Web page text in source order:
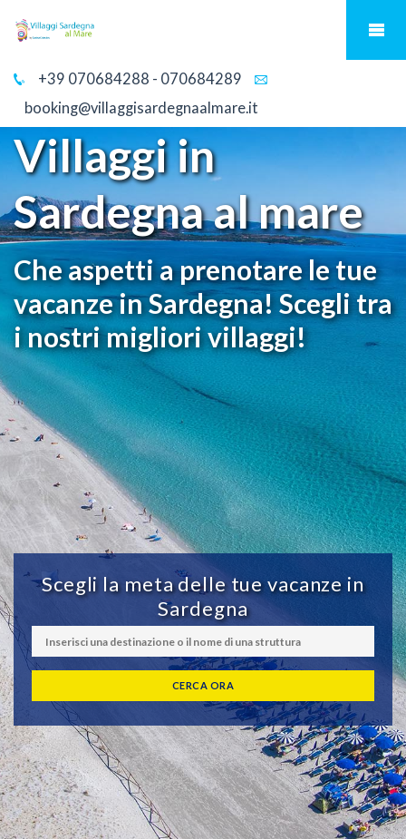
+39 070684288 - 070684289
booking@villaggisardegnaalmare.it
Villaggi in
Sardegna al mare
Che aspetti a prenotare le tue
vacanze in Sardegna! Scegli tra
i nostri migliori villaggi!
Scegli la meta delle tue vacanze in
Sardegna
CERCA ORA